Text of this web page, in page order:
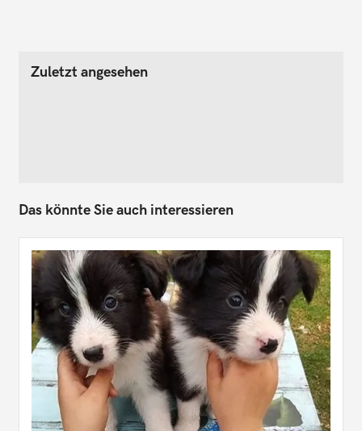
Zuletzt angesehen
Das könnte Sie auch interessieren